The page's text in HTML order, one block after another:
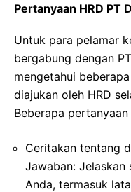
Pertanyaan HRD PT
Untuk para pelamar
bergabung dengan
mengetahui
diajukan oleh HRD
Beberapa
Ceritakan tentang
Jawaban:
Anda, termasuk